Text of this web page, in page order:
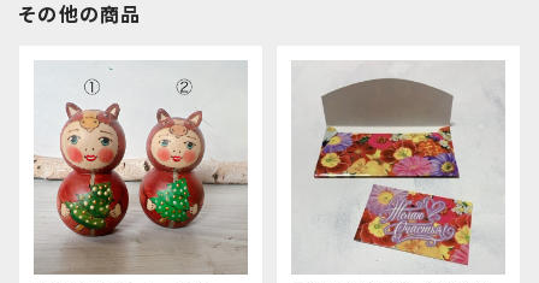
その他の商品